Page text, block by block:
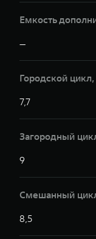
Емкость
—
Городской
7,7
Загородный
9
Смешанный
8,5